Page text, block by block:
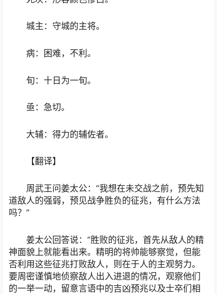
城主：守城的主将。
病：困难，不利。
旬：十日为一旬。
亟：急切。
大辅：得力的辅佐者。
【翻译】
周武王问姜太公：“我想在未交战之前，预先知
道敌人的强弱，预见战争胜负的征兆，有什么方法
吗？”
姜太公回答说：“胜败的征兆，首先从敌人的精
神面貌上就能看出来。精明的将帅能够察觉，但能
否利用这些征兆打败敌人，则在于人的主观努力。
要周密谨慎地侦察敌人出入进退的情况，观察他们
的一举一动，留意言语中的吉凶预兆以及士卒们相